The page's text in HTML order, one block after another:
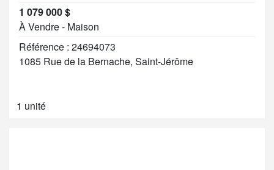
1 079 000 $
À Vendre - Maison
Référence : 24694073
1085 Rue de la Bernache, Saint-Jérôme
1 unité